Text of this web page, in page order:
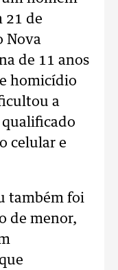
21 de
Nova
de 11 anos
homicídio
a
celular e
também foi
de menor,